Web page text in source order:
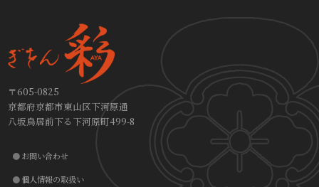
〒605-0825
京都府京都市東山区下河原通
八坂鳥居前下る下河原町499-8
お問い合わせ
個人情報の取扱い